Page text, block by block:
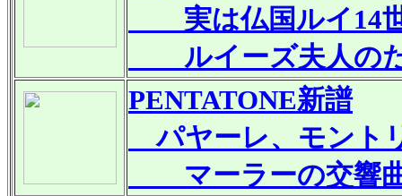
実は仏国ルイ14
ルイーズ夫人のた
PENTATONE新譜
パヤーレ、モント
マーラーの交響